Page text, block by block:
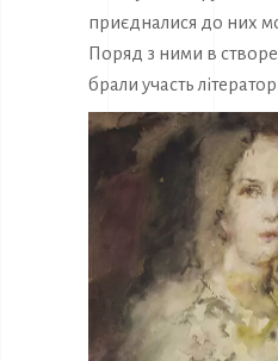
приєдналися до них
Поряд з ними в
брали участь